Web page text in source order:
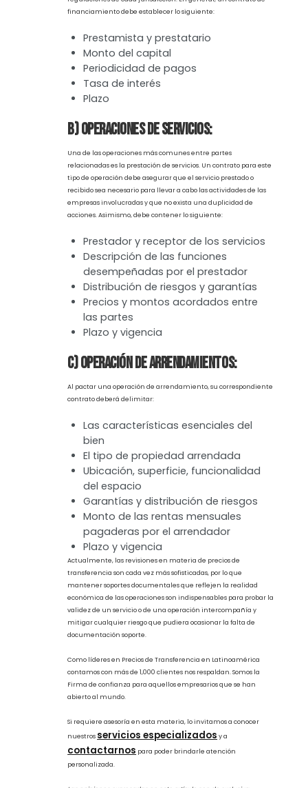
fortuito.
partes relacionadas, de las más comunes podemos identificar
las siguientes:
a) Operaciones de financiamiento:
contrato, en el que se especifique la distribución de riesgos y
cláusulas de incumplimiento, ya que será muy común que,
durante este periodo, empresas sin flujo requieran de esta
opción para hacer frente a sus contratos. Asimismo, el contrato
debe asegurar un monitoreo constante de las tasas de interés
contra mercado, a fin de lograr un cumplimiento con las
regulaciones de cada jurisdicción. En general, un contrato de
financiamiento debe establecer lo siguiente:
Prestamista y prestatario
Monto del capital
Periodicidad de pagos
Tasa de interés
Plazo
b) Operaciones de servicios:
relacionadas es la prestación de servicios. Un contrato para este
tipo de operación debe asegurar que el servicio prestado o
empresas involucradas y que no exista una duplicidad de
acciones. Asimismo, debe contener lo siguiente:
Prestador y receptor de los servicios
Descripción de las funciones
desempeñadas por el prestador
Distribución de riesgos y garantías
Precios y montos acordados entre
las partes
Plazo y vigencia
c) Operación de arrendamientos:
Al pactar una operación de arrendamiento, su correspondiente
Las características esenciales del
bien
Ubicación, superficie, funcionalidad
del espacio
Garantías y distribución de riesgos